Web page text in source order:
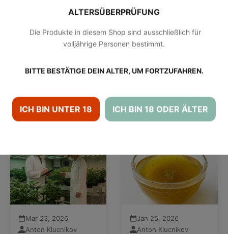
ALTERSÜBERPRÜFUNG
Die Produkte in diesem Shop sind ausschließlich für
volljährige Personen bestimmt.
BITTE BESTÄTIGE DEIN ALTER, UM FORTZUFAHREN.
ICH BIN UNTER 18 ICH BIN 18 ODER ÄLTER
Interessante Themen
Mar 23, 2026
Anton Klucnikov
Jan 25, 2026
Anton Klucnikov